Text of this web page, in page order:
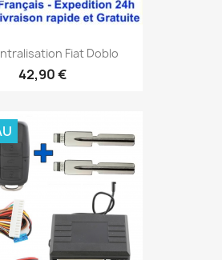
Fiat Doblo
42,90 €